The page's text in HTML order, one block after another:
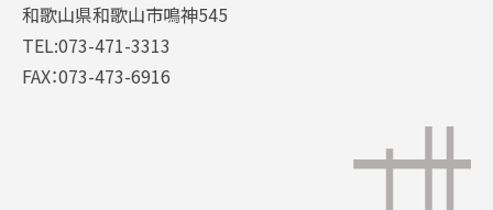
和歌山県和歌山市鳴神545
TEL:073-471-3313
FAX：073-473-6916